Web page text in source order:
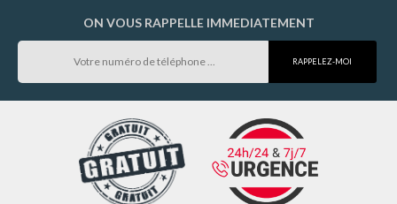
ON VOUS RAPPELLE IMMEDIATEMENT